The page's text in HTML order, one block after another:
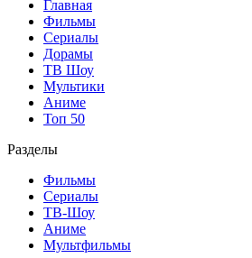
Главная
Фильмы
Сериалы
Дорамы
ТВ Шоу
Мультики
Аниме
Топ 50
Разделы
Фильмы
Сериалы
ТВ-Шоу
Аниме
Мультфильмы